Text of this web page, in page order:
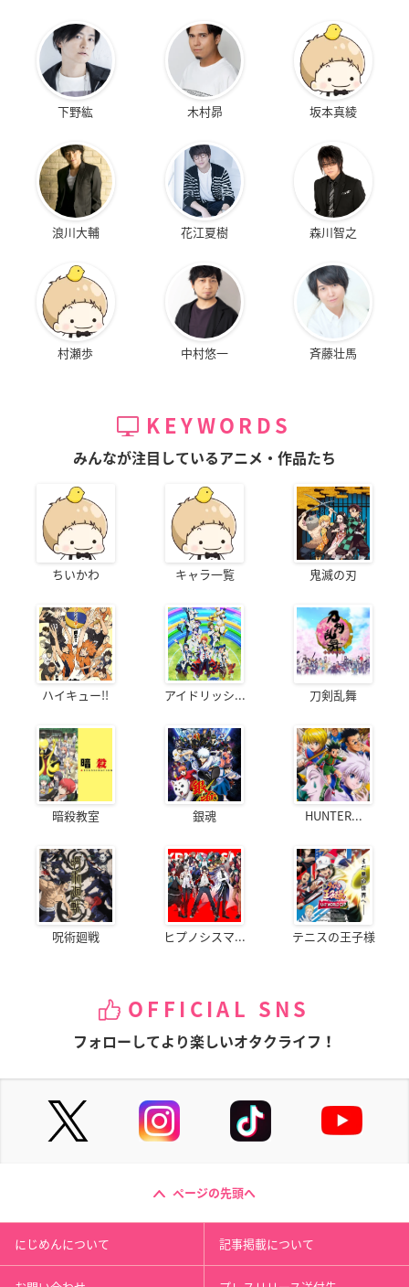
下野紘 木村昴 坂本真綾
浪川大輔 花江夏樹 森川智之
村瀬歩 中村悠一 斉藤壮馬
KEYWORDS
みんなが注目しているアニメ・作品たち
ちいかわ キャラ一覧 鬼滅の刃
ハイキュー!! アイドリッシ... 刀剣乱舞
暗殺教室 銀魂 HUNTER...
呪術廻戦 ヒプノシスマ... テニスの王子様
OFFICIAL SNS
フォローしてより楽しいオタクライフ！
ページの先頭へ
にじめんについて 記事掲載について